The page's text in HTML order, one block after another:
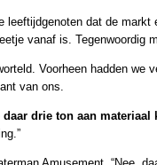
leeftijdgenoten dat de markt
vanaf is. Tegenwoordig
Voorheen hadden
van ons.
drie ton aan materiaal